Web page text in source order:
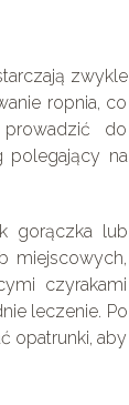
zwykle
ropnia, co
do
polegający na
gorączka lub
miejscowych,
czyrakami
leczenie. Po
opatrunki, aby